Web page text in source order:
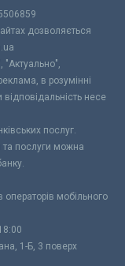
дозволяється
в розумінні
несе
послуг.
та послуги можна
операторів мобільного
1-Б, 3 поверх